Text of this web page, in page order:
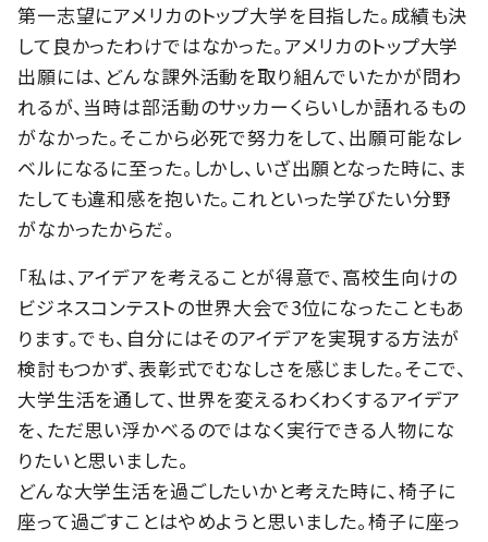
第一志望にアメリカのトップ大学を目指した。成績も決
して良かったわけではなかった。アメリカのトップ大学
出願には、どんな課外活動を取り組んでいたかが問わ
れるが、当時は部活動のサッカーくらいしか語れるもの
がなかった。そこから必死で努力をして、出願可能なレ
ベルになるに至った。しかし、いざ出願となった時に、ま
たしても違和感を抱いた。これといった学びたい分野
がなかったからだ。
「私は、アイデアを考えることが得意で、高校生向けの
ビジネスコンテストの世界大会で3位になったこともあ
ります。でも、自分にはそのアイデアを実現する方法が
検討もつかず、表彰式でむなしさを感じました。そこで、
大学生活を通して、世界を変えるわくわくするアイデア
を、ただ思い浮かべるのではなく実行できる人物にな
りたいと思いました。
どんな大学生活を過ごしたいかと考えた時に、椅子に
座って過ごすことはやめようと思いました。椅子に座っ